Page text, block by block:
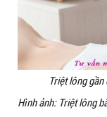
Triệt lông
Hình ảnh: Triệt lông